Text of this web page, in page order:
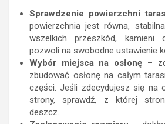
Sprawdzenie powierzchni
powierzchnia jest równa,
wszelkich przeszkód, kamieni
pozwoli na swobodne ustawienie
Wybór miejsca na osłonę –
zbudować osłonę na całym
części. Jeśli zdecydujesz się na
strony, sprawdź, z której
deszcz.